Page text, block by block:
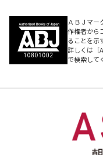
ＡＢＪマー
作権者から
ることを示
詳しくは［
で検索して